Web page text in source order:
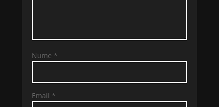
Nume *
Email *